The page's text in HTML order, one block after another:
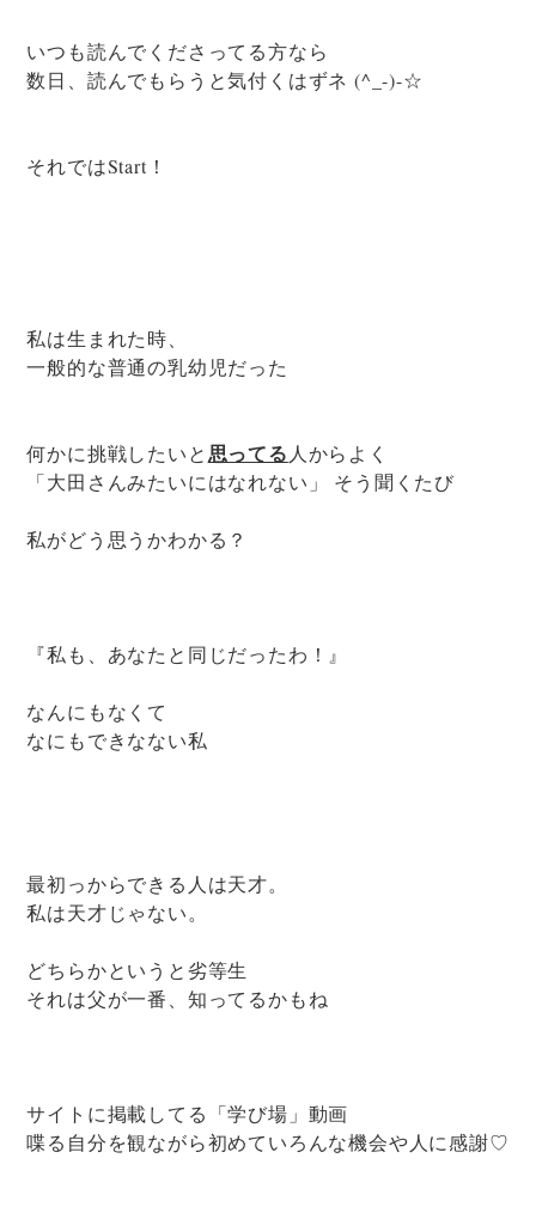
いつも読んでくださってる方なら
数日、読んでもらうと気付くはずネ (^_-)-☆
それではStart！
私は生まれた時、
一般的な普通の乳幼児だった
何かに挑戦したいと思ってる 人からよく
「大田さんみたいにはなれない」 そう聞くたび
私がどう思うかわかる？
『私も、あなたと同じだったわ！』
なんにもなくて
なにもできなない私
最初っからできる人は天才。
私は天才じゃない。
どちらかというと劣等生
それは父が一番、知ってるかもね
サイトに掲載してる「学び場」動画
喋る自分を観ながら初めていろんな機会や人に感謝♡